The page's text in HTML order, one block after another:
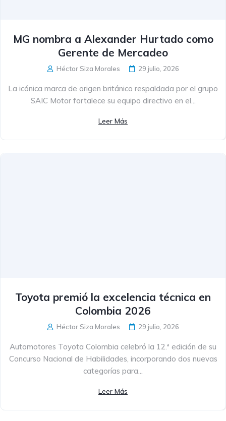
MG nombra a Alexander Hurtado como
Gerente de Mercadeo
Héctor Siza Morales 29 julio, 2026
La icónica marca de origen británico respaldada por el grupo
SAIC Motor fortalece su equipo directivo en el...
Leer Más
Toyota premió la excelencia técnica en
Colombia 2026
Héctor Siza Morales 29 julio, 2026
Automotores Toyota Colombia celebró la 12.ª edición de su
Concurso Nacional de Habilidades, incorporando dos nuevas
categorías para...
Leer Más